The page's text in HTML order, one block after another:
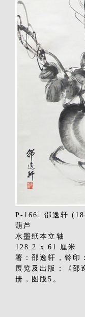
P-166: 邵逸轩
葫芦
水墨纸本立轴
128.2 x 61 厘米
署：邵逸轩，铃印
展览及出版：《邵
册，图版5。